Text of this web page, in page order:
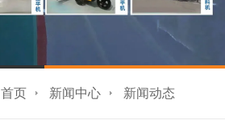
首页 新闻中心 新闻动态